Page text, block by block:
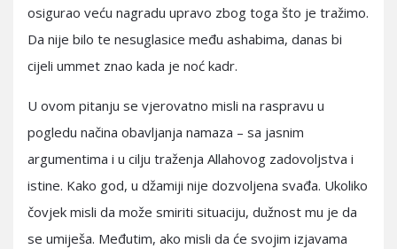
osigurao veću nagradu upravo zbog toga što je tražimo.
Da nije bilo te nesuglasice među ashabima, danas bi
cijeli ummet znao kada je noć kadr.
U ovom pitanju se vjerovatno misli na raspravu u
pogledu načina obavljanja namaza – sa jasnim
argumentima i u cilju traženja Allahovog zadovoljstva i
istine. Kako god, u džamiji nije dozvoljena svađa. Ukoliko
čovjek misli da može smiriti situaciju, dužnost mu je da
se umiješa. Međutim, ako misli da će svojim izjavama